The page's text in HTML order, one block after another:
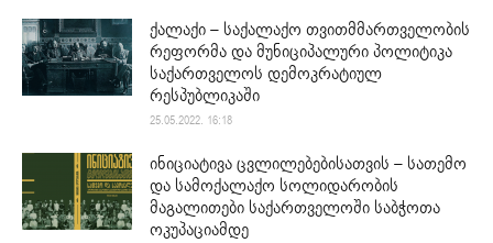
ქალაქი – საქალაქო თვითმმართველობის
რეფორმა და მუნიციპალური პოლიტიკა
საქართველოს დემოკრატიულ
რესპუბლიკაში
25.05.2022. 16:18
ინიციატივა ცვლილებებისათვის – სათემო
და სამოქალაქო სოლიდარობის
მაგალითები საქართველოში საბჭოთა
ოკუპაციამდე